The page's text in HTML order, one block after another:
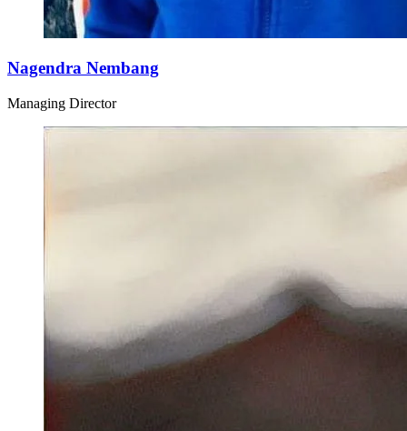
Nagendra Nembang
Managing Director